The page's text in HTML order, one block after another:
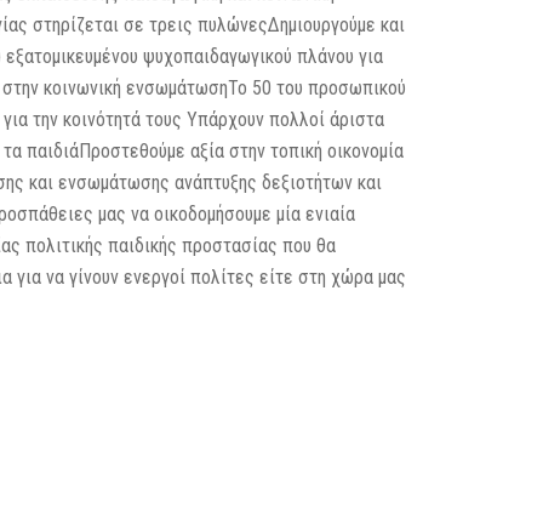
στηρίζεται σε τρεις πυλώνεςΔημιουργούμε και
ψυχοπαιδαγωγικού πλάνου για
στην κοινωνική ενσωμάτωσηΤο 50 του προσωπικού
την κοινότητά τους Υπάρχουν πολλοί άριστα
παιδιάΠροστεθούμε αξία στην τοπική οικονομία
και ενσωμάτωσης ανάπτυξης δεξιοτήτων και
μας να οικοδομήσουμε μία ενιαία
πολιτικής παιδικής προστασίας που θα
να γίνουν ενεργοί πολίτες είτε στη χώρα μας